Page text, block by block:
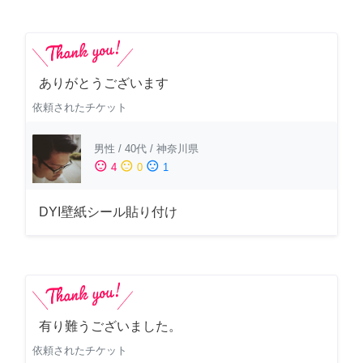
ありがとうございます
依頼されたチケット
男性 / 40代 / 神奈川県
sentiment_satisfied 4 sentiment_neutral 0 sentiment_dissatisfied 1
DYI壁紙シール貼り付け
有り難うございました。
依頼されたチケット